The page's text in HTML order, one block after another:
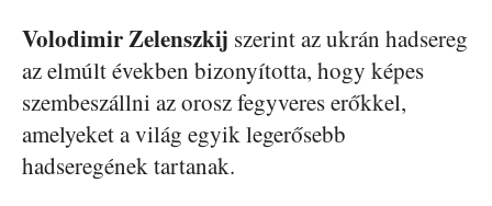
Volodimir Zelenszkij szerint az ukrán hadsereg
az elmúlt években bizonyította, hogy képes
szembeszállni az orosz fegyveres erőkkel,
amelyeket a világ egyik legerősebb
hadseregének tartanak.